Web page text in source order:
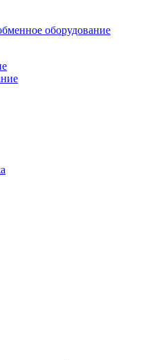
оборудование